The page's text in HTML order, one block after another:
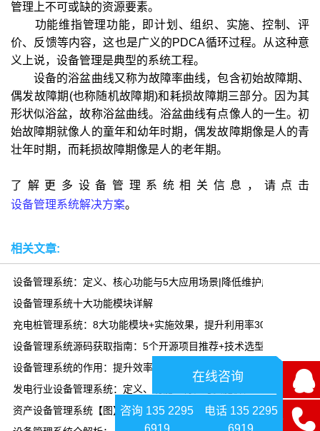
管理上不可或缺的资源要素。
功能维指管理功能，即计划、组织、实施、控制、评
价、反馈等内容，这也是广义的PDCA循环过程。从这种意
义上说，设备管理是典型的系统工程。
设备的浴盆曲线又称为故障率曲线，包含初始故障期、
偶发故障期(也称随机故障期)和耗损故障期三部分。因为其
形状似浴盆，故称浴盆曲线。浴盆曲线有点像人的一生。初
始故障期就像人的童年和幼年时期，偶发故障期像是人的青
壮年时期，而耗损故障期像是人的老年期。
了解更多设备管理系统相关信息，请点击
设备管理系统解决方案。
相关文章:
设备管理系统：定义、核心功能与5大应用场景|降低维护成本30%
设备管理系统十大功能模块详解
充电桩管理系统：8大功能模块+实施效果，提升利用率300%
设备管理系统源码获取指南：5个开源项目推荐+技术选型
设备管理系统的作用：提升效率、降低成本、延长寿命|乾元坤和
发电行业设备管理系统：定义、功能、特性与实施价值
资产设备管理系统【图】
在线咨询
咨询 135 2295
6919
电话 135 2295
6919